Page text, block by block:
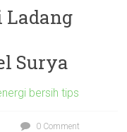
Ladang
Surya
bersih tips
0 Comment